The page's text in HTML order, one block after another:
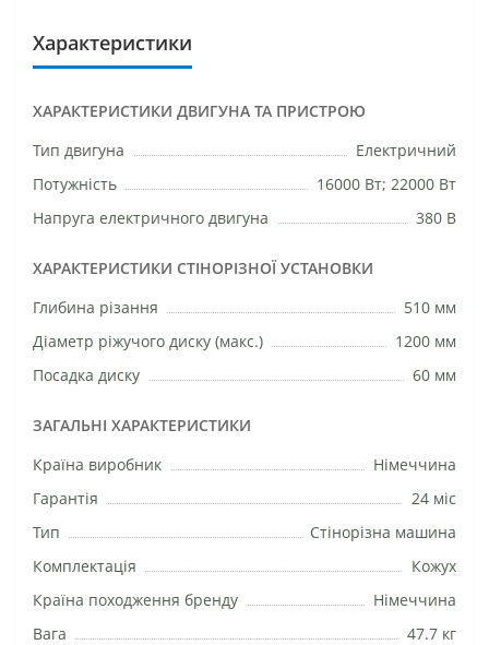
Характеристики
ХАРАКТЕРИСТИКИ ДВИГУНА ТА ПРИСТРОЮ
Тип двигуна
Електричний
Потужність
16000 Вт; 22000 Вт
Напруга електричного двигуна
380 В
ХАРАКТЕРИСТИКИ СТІНОРІЗНОЇ УСТАНОВКИ
Глибина різання
510 мм
Діаметр ріжучого диску (макс.)
1200 мм
Посадка диску
60 мм
ЗАГАЛЬНІ ХАРАКТЕРИСТИКИ
Країна виробник
Німеччина
Гарантія
24 міс
Тип
Стінорізна машина
Комплектація
Кожух
Країна походження бренду
Німеччина
Вага
47.7 кг